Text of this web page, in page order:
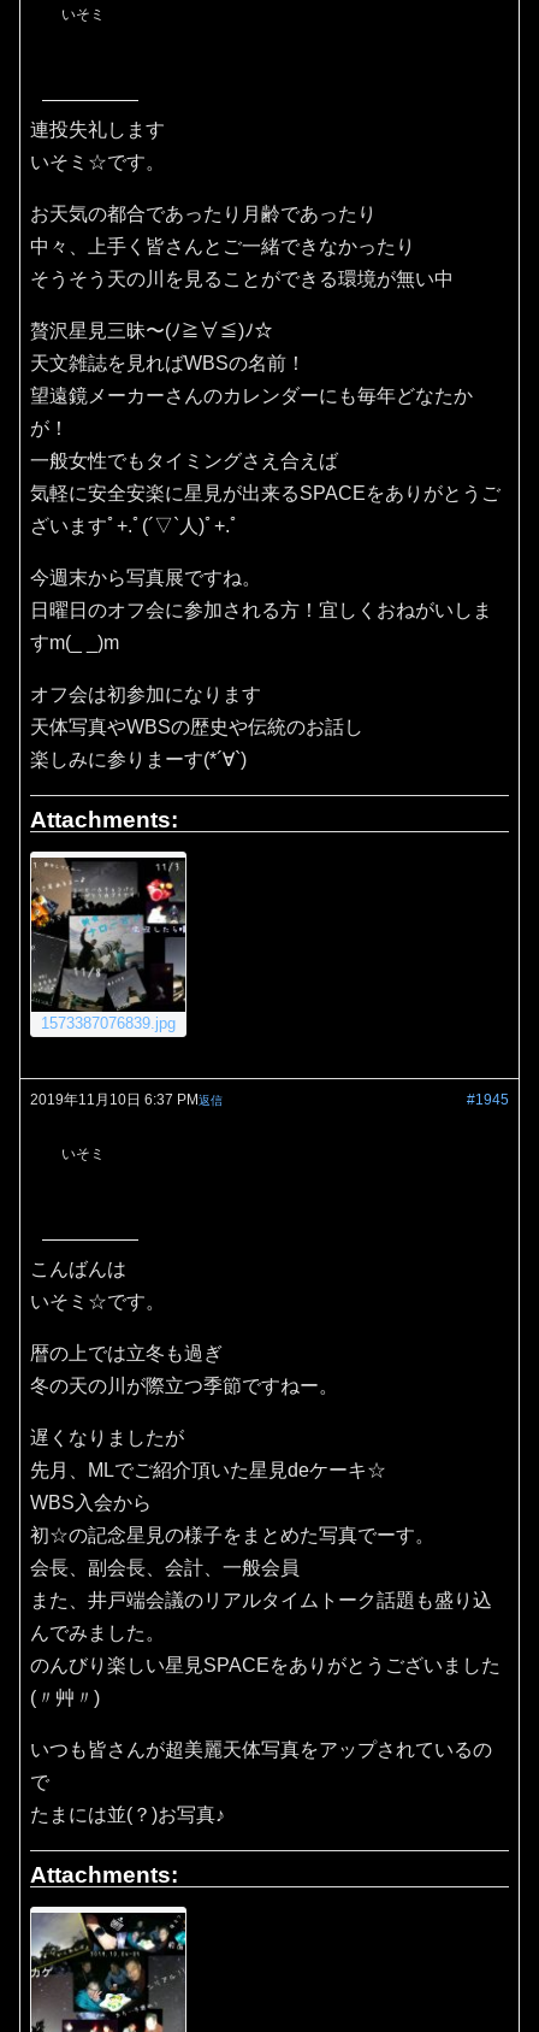
いそミ
連投失礼します
いそミ☆です。
お天気の都合であったり月齢であったり
中々、上手く皆さんとご一緒できなかったり
そうそう天の川を見ることができる環境が無い中
贅沢星見三昧〜(ﾉ≧∀≦)ﾉ☆
天文雑誌を見ればWBSの名前！
望遠鏡メーカーさんのカレンダーにも毎年どなたか
が！
一般女性でもタイミングさえ合えば
気軽に安全安楽に星見が出来るSPACEをありがとうご
ざいますﾟ+.ﾟ(´▽`人)ﾟ+.ﾟ
今週末から写真展ですね。
日曜日のオフ会に参加される方！宜しくおねがいしま
すm(_ _)m
オフ会は初参加になります
天体写真やWBSの歴史や伝統のお話し
楽しみに参りまーす(*´∀`)
Attachments:
1573387076839.jpg
2019年11月10日 6:37 PM #1945
返信
いそミ
こんばんは
いそミ☆です。
暦の上では立冬も過ぎ
冬の天の川が際立つ季節ですねー。
遅くなりましたが
先月、MLでご紹介頂いた星見deケーキ☆
WBS入会から
初☆の記念星見の様子をまとめた写真でーす。
会長、副会長、会計、一般会員
また、井戸端会議のリアルタイムトーク話題も盛り込
んでみました。
のんびり楽しい星見SPACEをありがとうございました
(〃艸〃)
いつも皆さんが超美麗天体写真をアップされているの
で
たまには並(？)お写真♪
Attachments: